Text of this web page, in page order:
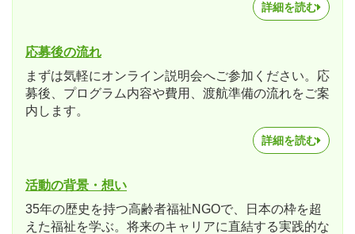
詳細を読む
応募後の流れ
まずは気軽にオンライン説明会へご参加ください。応
募後、プログラム内容や費用、渡航準備の流れをご案
内します。
詳細を読む
活動の背景・想い
35年の歴史を持つ高齢者福祉NGOで、日本の枠を超
えた福祉を学ぶ。将来のキャリアに直結する実践的な